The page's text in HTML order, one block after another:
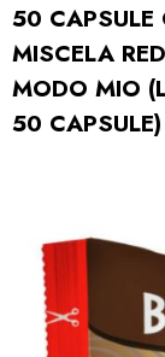
50 CAPSULE
MISCELA
MODO MIO
50 CAPSULE)